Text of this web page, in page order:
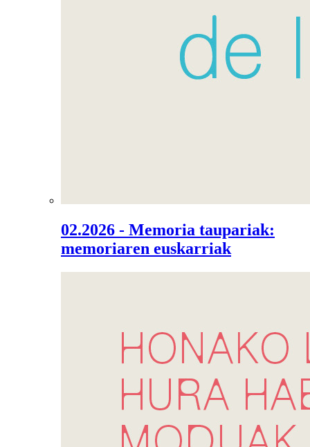
02.2026 - Memoria taupariak:
memoriaren euskarriak